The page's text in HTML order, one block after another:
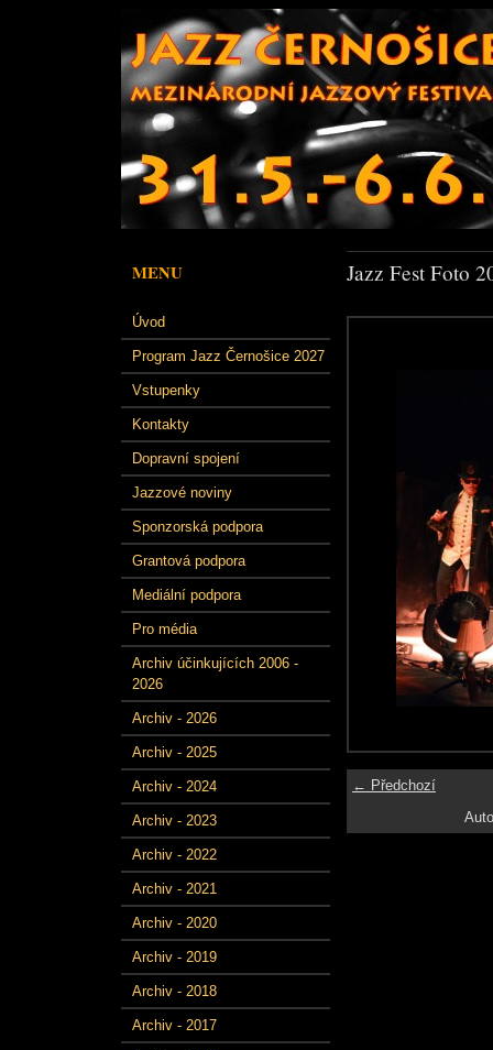
MENU
Úvod
Program Jazz Černošice 2027
Vstupenky
Kontakty
Dopravní spojení
Jazzové noviny
Sponzorská podpora
Grantová podpora
Mediální podpora
Pro média
Archiv účinkujících 2006 -
2026
Archiv - 2026
Archiv - 2025
Archiv - 2024
Archiv - 2023
Archiv - 2022
Archiv - 2021
Archiv - 2020
Archiv - 2019
Archiv - 2018
Archiv - 2017
Jazz Fest Foto
← Předchozí